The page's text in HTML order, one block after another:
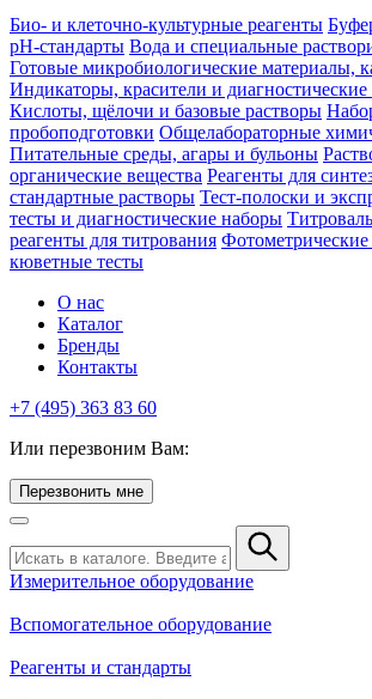
Био- и клеточно-культурные реагенты
pH-стандарты Вода и специальные
Готовые микробиологические материалы,
Индикаторы, красители и диагностические
Кислоты, щёлочи и базовые растворы
пробоподготовки Общелабораторные
Питательные среды, агары и бульоны
органические вещества Реагенты для
стандартные растворы Тест-полоски и
тесты и диагностические наборы
реагенты для титрования
кюветные тесты
О нас
Каталог
Бренды
Контакты
+7 (495) 363 83 60
Или перезвоним Вам:
Перезвонить мне
Измерительное оборудование
Вспомогательное оборудование
Реагенты и стандарты